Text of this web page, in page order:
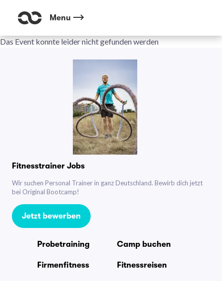
Menu
Das Event konnte leider nicht gefunden werden
Fitnesstrainer Jobs
Wir suchen Personal Trainer in ganz Deutschland. Bewirb dich jetzt
bei Original Bootcamp!
Jetzt bewerben
Probetraining Camp buchen
Firmenfitness Fitnessreisen